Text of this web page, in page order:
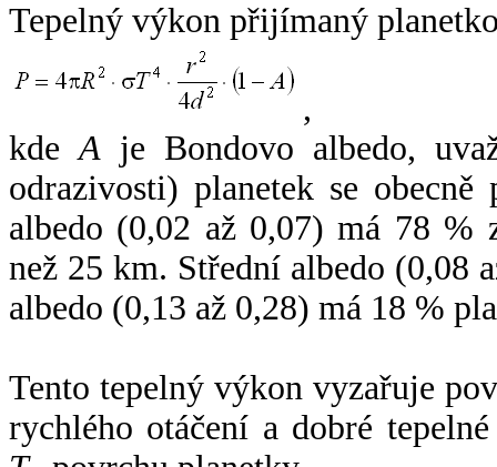
Tepelný výkon přijímaný
,
kdeA je Bondovo albedo,
odrazivosti) planetek se
albedo (0,02 až 0,07) má 78 %
než 25 km. Střední albedo (0,08
albedo (0,13 až 0,28) má 18 %
Tento tepelný výkon vyzařuje
rychlého otáčení a dobré